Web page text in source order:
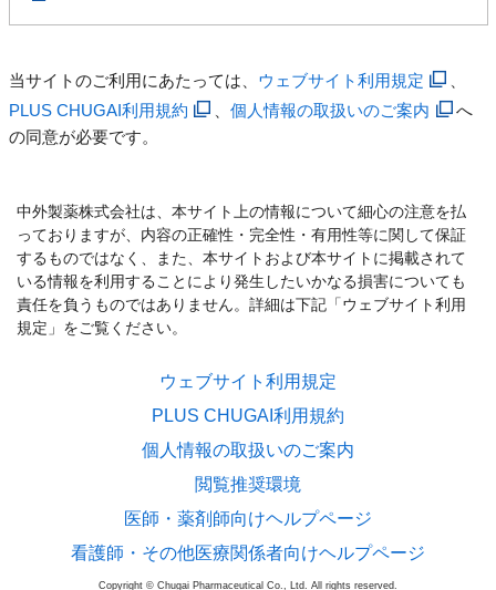
当サイトのご利用にあたっては、 ウェブサイト利用規定
PLUS CHUGAI利用規約
、個人情報の取扱いのご案内
へ
の同意が必要です。
中外製薬株式会社は、本サイト上の情報について細心の注意を払
っておりますが、内容の正確性・完全性・有用性等に関して保証
するものではなく、また、本サイトおよび本サイトに掲載されて
いる情報を利用することにより発生したいかなる損害についても
責任を負うものではありません。詳細は下記「ウェブサイト利用
規定」をご覧ください。
ウェブサイト利用規定
PLUS CHUGAI利用規約
個人情報の取扱いのご案内
閲覧推奨環境
医師・薬剤師向けヘルプページ
看護師・その他医療関係者向けヘルプページ
Copyright © Chugai Pharmaceutical Co., Ltd. All rights reserved.